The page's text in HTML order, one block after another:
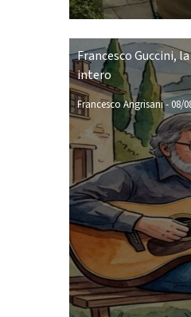
Francesco Guccini,
intero
Francesco Angrisani-08/